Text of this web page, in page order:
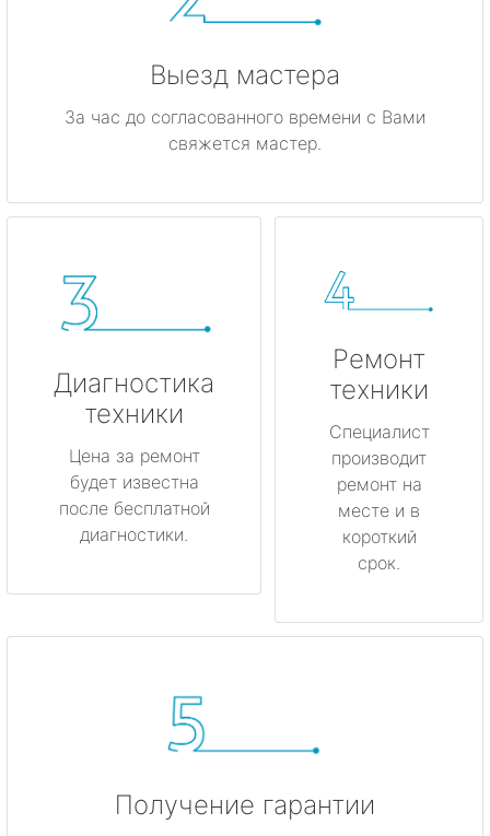
Выезд мастера
За час до согласованного времени с Вами
свяжется мастер.
Диагностика
техники
Цена за ремонт
будет известна
после бесплатной
диагностики.
Ремонт
техники
Специалист
производит
ремонт на
месте и в
короткий
срок.
Получение гарантии